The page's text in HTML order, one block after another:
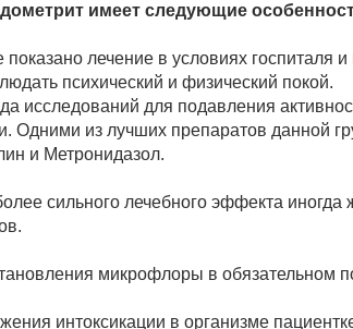
имеет следующие
лечение в условиях госпиталя
психический и физический покой.
исследований для подавления
Одними из лучших препаратов данной
и Метронидазол.
сильного лечебного эффекта
микрофлоры в обязательном
интоксикации в организме